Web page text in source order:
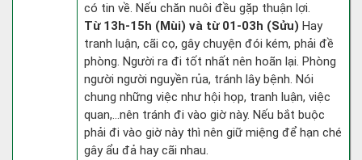
có tin về. Nếu chăn nuôi đều gặp thuận lợi.
Từ 13h-15h (Mùi) và từ 01-03h (Sửu) Hay
tranh luận, cãi cọ, gây chuyện đói kém, phải đề
phòng. Người ra đi tốt nhất nên hoãn lại. Phòng
người người nguyền rủa, tránh lây bệnh. Nói
chung những việc như hội họp, tranh luận, việc
quan,…nên tránh đi vào giờ này. Nếu bắt buộc
phải đi vào giờ này thì nên giữ miệng để hạn ché
gây ẩu đả hay cãi nhau.